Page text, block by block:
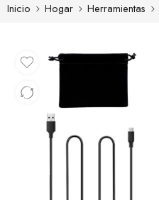
Inicio Hogar Herramientas